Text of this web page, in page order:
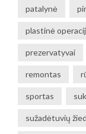
patalynė
plastinė
prezervatyvai
remontas
sportas
sužadėtuvių